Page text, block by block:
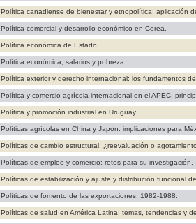
Política canadiense de bienestar y etnopolítica: aplicación
Política comercial y desarrollo económico en Corea.
Política económica de Estado.
Política económica, salarios y pobreza.
Política exterior y derecho internacional: los fundamentos
Política y comercio agrícola internacional en el APEC:
Política y promoción industrial en Uruguay.
Políticas agrícolas en China y Japón: implicaciones para
Políticas de cambio estructural, ¿reevaluación o
Políticas de empleo y comercio: retos para su investigación.
Políticas de estabilización y ajuste y distribución funcional
Políticas de fomento de las exportaciones, 1982-1988.
Políticas de salud en América Latina: temas, tendencias y